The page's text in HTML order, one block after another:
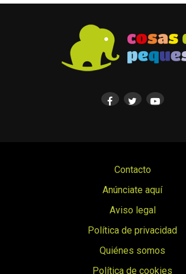
Contacto
Anúnciate aquí
Aviso legal
Política de privacidad
Quiénes somos
Política de cookies